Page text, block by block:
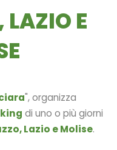
E
", organizza
di uno o più giorni
Lazio e Molise.